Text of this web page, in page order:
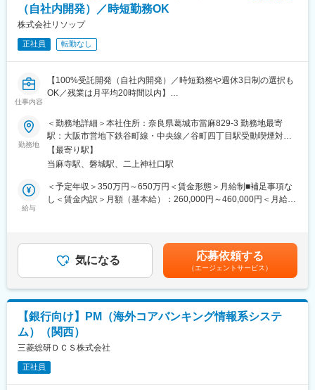
え、エンジニア一人ひとりを大切に育てる環境づくりに力を入れ
ています。
「やりたいことを叶えたい」「これから技術を身につけたい」──
そんな想いに応える多彩な案件と教育制度を用意。学習成果や資
率で、成長と働きやすさを両立できる会社です。
（1）やりたいことを見つけ、叶えられる環境
経験者はスキル・志向に合った高度案件へ、未経験者は基礎教育
からスタート。豊富な案件とキャリアパスで、自分に合う道を選
べます。
（2）学習が評価・昇給につながる制度
資格取得や技術力向上への取り組みを正当に評価。努力がキャリ
取引先4,800社以上。幅広い業界・技術領域の案件があり、市場価
値の高いエンジニアを目指せます。
社宅・借上寮（家賃50％補助）、引越費用会社負担、残業代1分
単位支給など、安心して働ける制度が充実。
（5）ワークライフバランス重視
有休取得率は国内平均より28％高く、平均残業は月20時間。学習
や私生活の時間も大切にできます。
（自社内開発）／時短勤務OK
株式会社リソップ
正社員 転勤なし
仕事内容
【100%受託開発（自社内開発）／時短勤務や週休3日制の選択も
OK／残業は月平均20時間以内】
主要顧客である医療機器メーカー向けに、臨床検査機器（ソフト
ウェア部）受託開発を行っており、入社後は詳細設計から開発・
単体テスト業務までをご担当いただきます。
■開発環境：
言語：C#（.net 4.6）／ OS：Windows ／ DB：SQL Server
■同社の特徴：
同社は、依頼内容を淡々とこなすのではなく、エンドユーザーが
取引よる100％自社内開発を行っています。そのため、オリジナ
ル開発や上流工程に関わることも可能です。キャリアステップと
しては、社員個人の意向を大切に考えて頂ける為、マネジメント
もと、社員の挑戦したい分野があれば積極的に応援・チャレンジ
をさせて頂くことができ、月１回の社員MTGで意見交換の場もあ
ります。
■同社代表のお人柄：
同社は代表がエンジニア出身であることから、エンジニアが主体
となって発言したり、裁量を持って業務に取り組んでいただける
環境があります。社員の熱中できることを応援しています。働き
勤務地
＜勤務地詳細＞本社住所：奈良県葛城市當麻829-3 勤務地最寄
駅：大阪市営地下鉄谷町線・中央線／谷町四丁目駅受動喫煙対
策：屋内全面禁煙変更の範囲：無
【最寄り駅】
当麻寺駅、磐城駅、二上神社口駅
給与
＜予定年収＞350万円～650万円＜賃金形態＞月給制■補足事項な
し＜賃金内訳＞月額（基本給）：260,000円～460,000円＜月給＞
■賞与：年2回（7月・12月）賃金はあくまでも目安の金額であ
り、選考を通じて上下する可能性があります。月給(月額)は固定手
当を含めた表記です。
気になる 応募依頼する
（エージェントサービス）
【銀行向け】PM（海外コアバンキング情報系システ
ム）（関西）
三菱総研ＤＣＳ株式会社
正社員